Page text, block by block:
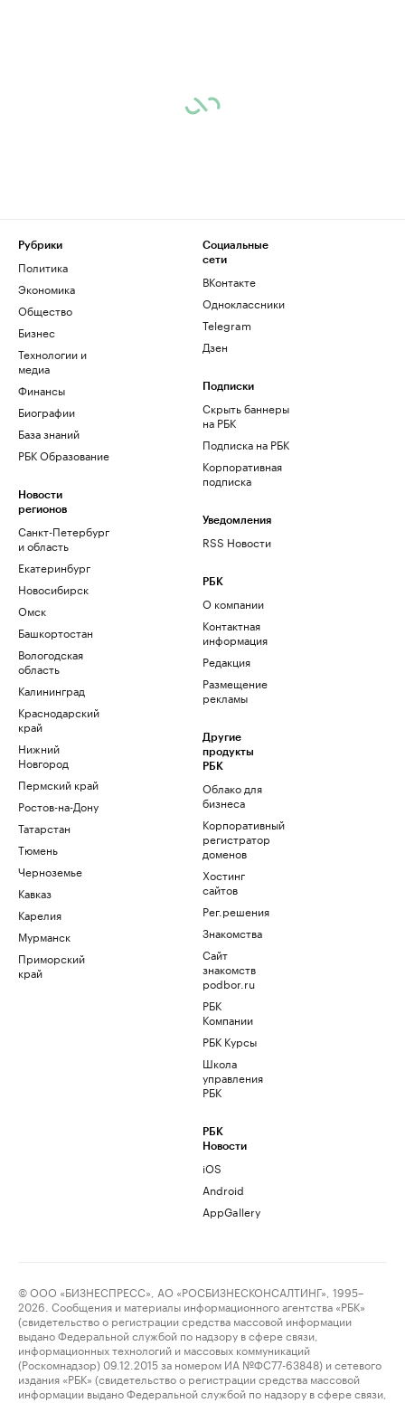
Рубрики
Политика
Экономика
Общество
Бизнес
Технологии и
медиа
Финансы
Биографии
База знаний
РБК Образование
Новости
регионов
Санкт-Петербург
и область
Екатеринбург
Новосибирск
Омск
Башкортостан
Вологодская
область
Калининград
Краснодарский
край
Нижний
Новгород
Пермский край
Ростов-на-Дону
Татарстан
Тюмень
Черноземье
Кавказ
Карелия
Мурманск
Приморский
край
Социальные
сети
ВКонтакте
Одноклассники
Telegram
Дзен
Подписки
Скрыть баннеры
на РБК
Подписка на РБК
Корпоративная
подписка
Уведомления
RSS Новости
РБК
О компании
Контактная
информация
Редакция
Размещение
рекламы
Другие
продукты
РБК
Облако для
бизнеса
Корпоративный
регистратор
доменов
Хостинг
сайтов
Рег.решения
Знакомства
Сайт
знакомств
podbor.ru
РБК
Компании
РБК Курсы
Школа
управления
РБК
РБК
Новости
iOS
Android
AppGallery
© ООО «БИЗНЕСПРЕСС», АО «РОСБИЗНЕСКОНСАЛТИНГ», 1995–
2026. Сообщения и материалы информационного агентства «РБК»
(свидетельство о регистрации средства массовой информации
выдано Федеральной службой по надзору в сфере связи,
информационных технологий и массовых коммуникаций
(Роскомнадзор) 09.12.2015 за номером ИА №ФС77-63848) и сетевого
издания «РБК» (свидетельство о регистрации средства массовой
информации выдано Федеральной службой по надзору в сфере связи,